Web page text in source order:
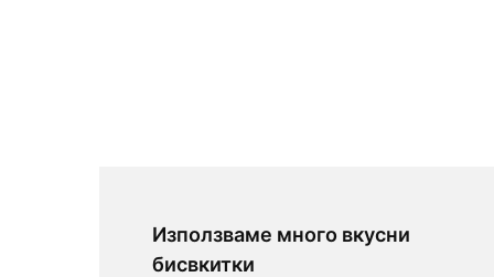
Използваме много вкусни
бисвкитки